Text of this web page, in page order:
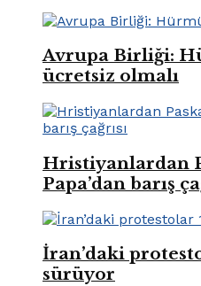
Avrupa Birliği:
ücretsiz olmalı
Hristiyanlardan
Papa’dan barış
İran’daki
sürüyor